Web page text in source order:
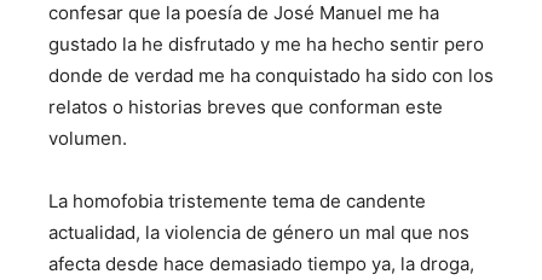
confesar que la poesía de José Manuel me ha
gustado la he disfrutado y me ha hecho sentir pero
donde de verdad me ha conquistado ha sido con los
relatos o historias breves que conforman este
volumen.
La homofobia tristemente tema de candente
actualidad, la violencia de género un mal que nos
afecta desde hace demasiado tiempo ya, la droga,